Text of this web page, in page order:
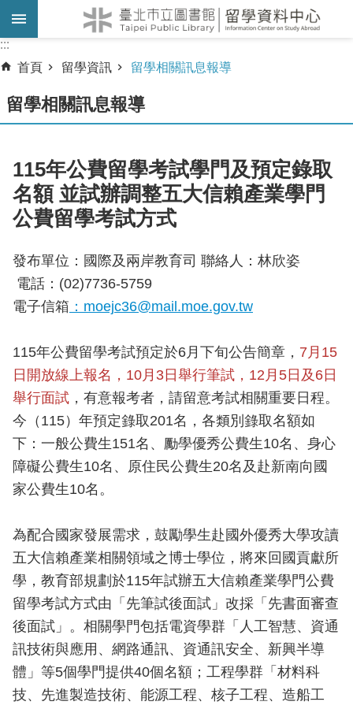
跳到主要內容區塊
:::
:::
首頁
留學資訊 留學相關訊息報導
留學相關訊息報導
115年公費留學考試學門及預定錄取
名額 並試辦調整五大信賴產業學門
公費留學考試方式
發布單位：國際及兩岸教育司 聯絡人：林欣姿
電話：(02)7736-5759
電子信箱 ：moejc36@mail.moe.gov.tw
115年公費留學考試預定於6月下旬公告簡章， 7月15
日開放線上報名，10月3日舉行筆試，12月5日及6日
舉行面試 ，有意報考者，請留意考試相關重要日程。
今（115）年預定錄取201名，各類別錄取名額如
下：一般公費生151名、勵學優秀公費生10名、身心
障礙公費生10名、原住民公費生20名及赴新南向國
家公費生10名。
為配合國家發展需求，鼓勵學生赴國外優秀大學攻讀
五大信賴產業相關領域之博士學位，將來回國貢獻所
學，教育部規劃於115年試辦五大信賴產業學門公費
留學考試方式由「先筆試後面試」改採「先書面審查
後面試」。相關學門包括電資學群「人工智慧、資通
訊技術與應用、網路通訊、資通訊安全、新興半導
體」等5個學門提供40個名額；工程學群「材料科
技、先進製造技術、能源工程、核子工程、造船工